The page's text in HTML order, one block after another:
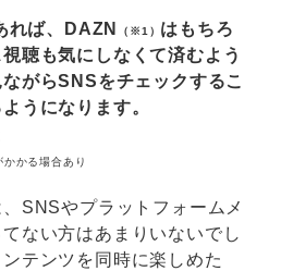
れば、DAZN （※1） はもちろ
聴も気にしなくて済むよう
がらSNSをチェックするこ
うになります。
かる場合あり
SNSやプラットフォームメ
ない方はあまりいないでし
テンツを同時に楽しめた